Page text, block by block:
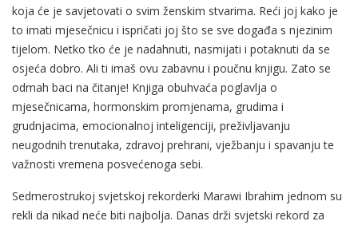
koja će je savjetovati o svim ženskim stvarima. Reći joj kako je
to imati mjesečnicu i ispričati joj što se sve događa s njezinim
tijelom. Netko tko će je nadahnuti, nasmijati i potaknuti da se
osjeća dobro. Ali ti imaš ovu zabavnu i poučnu knjigu. Zato se
odmah baci na čitanje! Knjiga obuhvaća poglavlja o
mjesečnicama, hormonskim promjenama, grudima i
grudnjacima, emocionalnoj inteligenciji, preživljavanju
neugodnih trenutaka, zdravoj prehrani, vježbanju i spavanju te
važnosti vremena posvećenoga sebi.
Sedmerostrukoj svjetskoj rekorderki Marawi Ibrahim jednom su
rekli da nikad neće biti najbolja. Danas drži svjetski rekord za